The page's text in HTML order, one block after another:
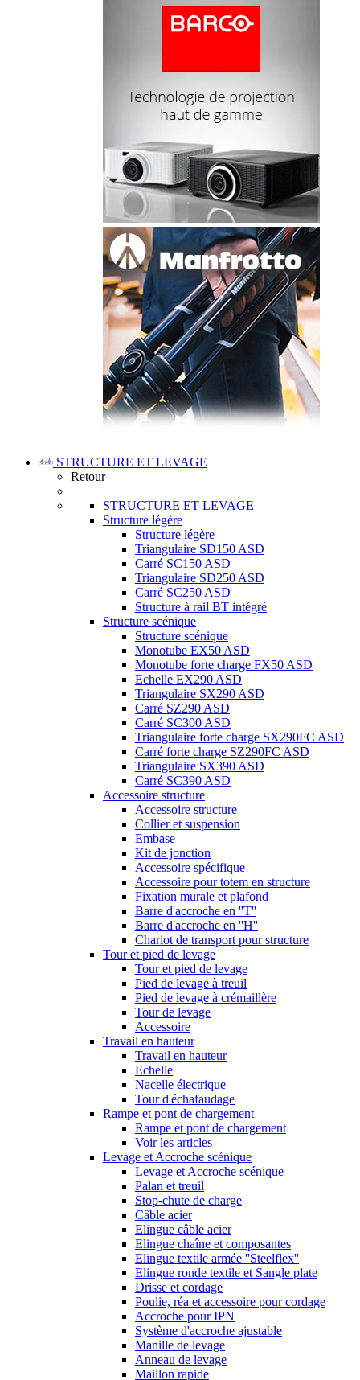
STRUCTURE ET LEVAGE
Retour
STRUCTURE ET LEVAGE
Structure légère
Structure légère
Triangulaire SD150 ASD
Carré SC150 ASD
Triangulaire SD250 ASD
Carré SC250 ASD
Structure à rail BT intégré
Structure scénique
Structure scénique
Monotube EX50 ASD
Monotube forte charge FX50 ASD
Echelle EX290 ASD
Triangulaire SX290 ASD
Carré SZ290 ASD
Carré SC300 ASD
Triangulaire forte charge SX290FC ASD
Carré forte charge SZ290FC ASD
Triangulaire SX390 ASD
Carré SC390 ASD
Accessoire structure
Accessoire structure
Collier et suspension
Embase
Kit de jonction
Accessoire spécifique
Accessoire pour totem en structure
Fixation murale et plafond
Barre d'accroche en ''T''
Barre d'accroche en ''H''
Chariot de transport pour structure
Tour et pied de levage
Tour et pied de levage
Pied de levage à treuil
Pied de levage à crémaillère
Tour de levage
Accessoire
Travail en hauteur
Travail en hauteur
Echelle
Nacelle électrique
Tour d'échafaudage
Rampe et pont de chargement
Rampe et pont de chargement
Voir les articles
Levage et Accroche scénique
Levage et Accroche scénique
Palan et treuil
Stop-chute de charge
Câble acier
Elingue câble acier
Elingue chaîne et composantes
Elingue textile armée ''Steelflex''
Elingue ronde textile et Sangle plate
Drisse et cordage
Poulie, réa et accessoire pour cordage
Accroche pour IPN
Système d'accroche ajustable
Manille de levage
Anneau de levage
Maillon rapide